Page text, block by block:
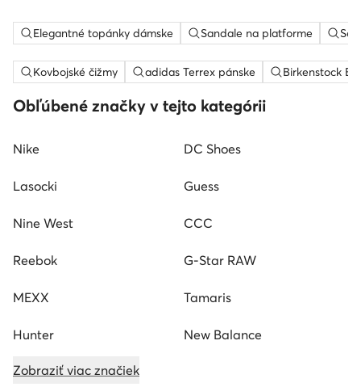
Elegantné topánky dámske Sandale na platforme
Kovbojské čižmy adidas Terrex pánske Birkenstock
Obľúbené značky v tejto kategórii
Nike DC Shoes
Lasocki Guess
Nine West CCC
Reebok G-Star RAW
MEXX Tamaris
Hunter New Balance
Zobraziť viac značiek